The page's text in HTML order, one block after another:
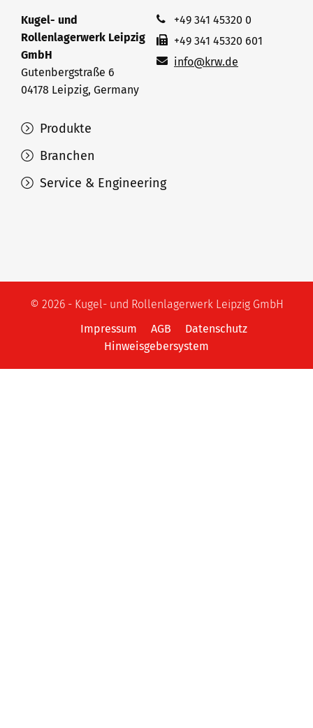
Produkte
Branchen
Service & Engineering
Kugel- und
Rollenlagerwerk Leipzig
GmbH
Gutenbergstraße 6
04178 Leipzig, Germany
+49 341 45320 0
+49 341 45320 601
info@krw.de
© 2026 - Kugel- und Rollenlagerwerk Leipzig GmbH
Impressum
AGB
Datenschutz
Hinweisgebersystem